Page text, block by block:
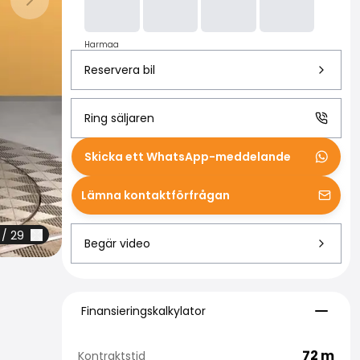
Nästa bild
29
Harmaa
Reservera bil
Skicka ett WhatsApp-meddelande
Ring säljaren
Lämna kontaktförfrågan
Begär video
Finansieringskalkylator
Finansieringskalkylator
Kontraktstid 72 m